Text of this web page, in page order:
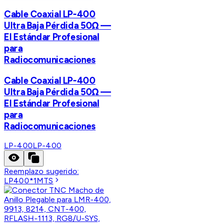
Cable Coaxial LP-400
Ultra Baja Pérdida 50Ω —
El Estándar Profesional
para
Radiocomunicaciones
Cable Coaxial LP-400
Ultra Baja Pérdida 50Ω —
El Estándar Profesional
para
Radiocomunicaciones
LP-400LP-400
Reemplazo sugerido:
LP400*1MTS